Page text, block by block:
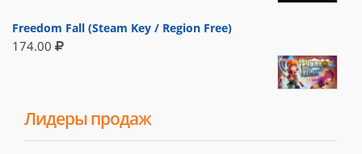
Freedom Fall (Steam Key / Region Free)
174.00
Лидеры продаж